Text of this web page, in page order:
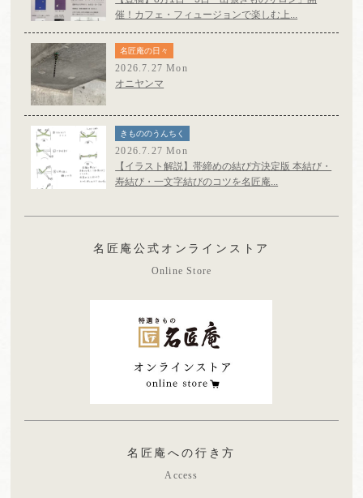
催！カフェ・フィュージョンで楽しむ上...
名匠庵の日々
2026.7.27 Mon
オニヤンマ
きもののうんちく
2026.7.27 Mon
【イラスト解説】帯締めの結び方決定版 本結び・
寿結び・一文字結びのコツを名匠庵...
名匠庵公式オンラインストア
Online Store
名匠庵への行き方
Access